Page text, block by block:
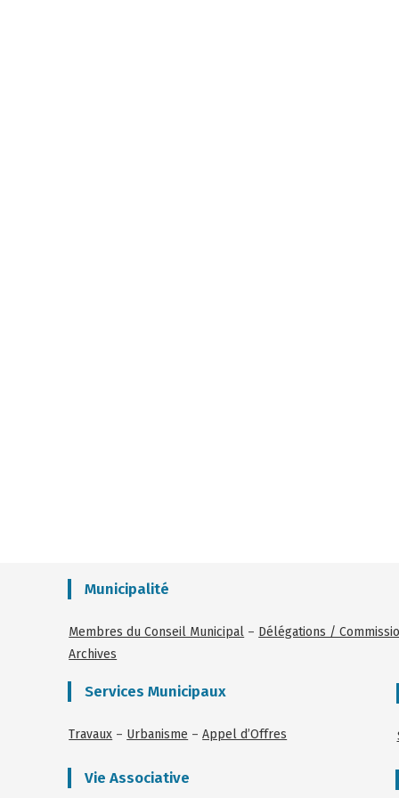
Municipalité
Membres du Conseil Municipal – Délégations /
Archives
Services Municipaux
Travaux – Urbanisme –Appel d’Offres
Vie Associative